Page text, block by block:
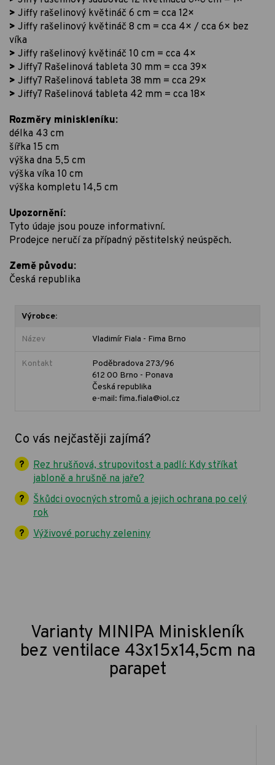
> Jiffy rašelinový květináč 6 cm = cca 12×
> Jiffy rašelinový květináč 8 cm = cca 4× / cca 6× bez
víka
> Jiffy rašelinový květináč 10 cm = cca 4×
> Jiffy7 Rašelinová tableta 30 mm = cca 39×
> Jiffy7 Rašelinová tableta 38 mm = cca 29×
> Jiffy7 Rašelinová tableta 42 mm = cca 18×
Rozměry miniskleníku:
délka 43 cm
šířka 15 cm
výška dna 5,5 cm
výška víka 10 cm
výška kompletu 14,5 cm
Upozornění:
Tyto údaje jsou pouze informativní.
Prodejce neručí za případný pěstitelský neúspěch.
Země původu:
Česká republika
Výrobce:
Název Vladimír Fiala - Fima Brno
Kontakt
Poděbradova 273/96
612 00 Brno - Ponava
Česká republika
e-mail: fima.fiala@iol.cz
Co vás nejčastěji zajímá?
Rez hrušňová, strupovitost a padlí: Kdy stříkat
jabloně a hrušně na jaře?
Škůdci ovocných stromů a jejich ochrana po celý
rok
Výživové poruchy zeleniny
Varianty MINIPA Miniskleník
bez ventilace 43x15x14,5cm na
parapet